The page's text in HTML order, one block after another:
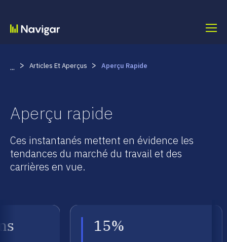
content
... > Articles Et Aperçus > Aperçu Rapide
Aperçu rapide
Ces instantanés mettent en évidence les
tendances du marché du travail et des
carrières en vue.
15%